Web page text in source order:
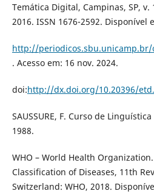
Temática Digital, Campinas, SP, v.
2016. ISSN 1676-2592. Disponível
http://
. Acesso em: 16 nov. 2024.
doi:http://dx.doi.org/10.20396/
SAUSSURE, F. Curso de
1988.
WHO – World Health
Classification of Diseases, 11th
Switzerland: WHO, 2018.